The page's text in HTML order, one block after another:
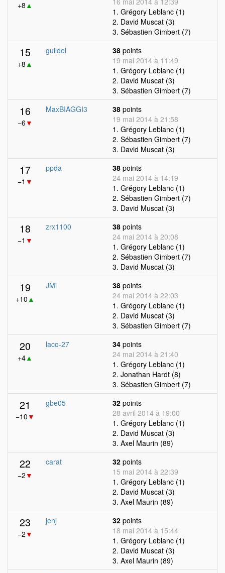
+8 ▲
1. Grégory Leblanc (1)
2. David Muscat (3)
3. Sébastien Gimbert (7)
15
+8 ▲
guildel 38 points
19 mai 2014 à 11:49
1. Grégory Leblanc (1)
2. David Muscat (3)
3. Sébastien Gimbert (7)
16
−6▼
MaxBIAGGI3 38 points
19 mai 2014 à 21:58
1. Grégory Leblanc (1)
2. Sébastien Gimbert (7)
3. David Muscat (3)
17
−1 ▼
ppda 38 points
24 mai 2014 à 14:19
1. Grégory Leblanc (1)
2. Sébastien Gimbert (7)
3. David Muscat (3)
18
−1 ▼
zrx1100 38 points
24 mai 2014 à 20:08
1. Grégory Leblanc (1)
2. Sébastien Gimbert (7)
3. David Muscat (3)
19
+10 ▲
JMi 38 points
24 mai 2014 à 22:03
1. Grégory Leblanc (1)
2. David Muscat (3)
3. Sébastien Gimbert (7)
20
+4▲
laco-27 34 points
24 mai 2014 à 21:40
1. Grégory Leblanc (1)
2. Jonathan Hardt (8)
3. Sébastien Gimbert (7)
21
−10 ▼
gbe05 32 points
28 avril 2014 à 19:00
1. Grégory Leblanc (1)
2. David Muscat (3)
3. Axel Maurin (89)
22
−2 ▼
carat 32 points
15 mai 2014 à 22:39
1. Grégory Leblanc (1)
2. David Muscat (3)
3. Axel Maurin (89)
23
−2 ▼
jenj 32 points
18 mai 2014 à 15:44
1. Grégory Leblanc (1)
2. David Muscat (3)
3. Axel Maurin (89)